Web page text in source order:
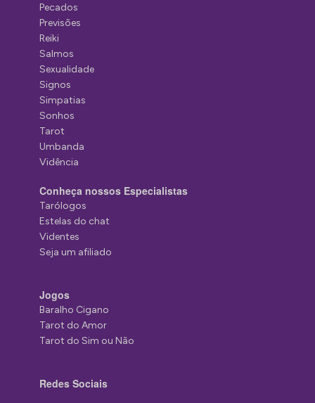
Pecados
Previsões
Reiki
Salmos
Sexualidade
Signos
Simpatias
Sonhos
Tarot
Umbanda
Vidência
Conheça nossos Especialistas
Tarólogos
Estelas do chat
Videntes
Seja um afiliado
Jogos
Baralho Cigano
Tarot do Amor
Tarot do Sim ou Não
Redes Sociais